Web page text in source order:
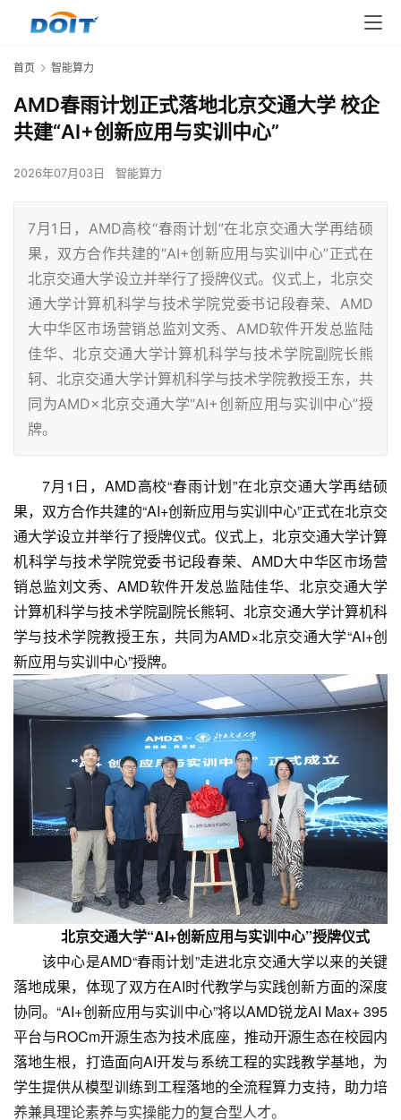
首页 智能算力
AMD春雨计划正式落地北京交通大学 校企
共建“AI+创新应用与实训中心”
2026年07月03日 智能算力
7月1日，AMD高校“春雨计划”在北京交通大学再结硕
果，双方合作共建的“AI+创新应用与实训中心”正式在
北京交通大学设立并举行了授牌仪式。仪式上，北京交
通大学计算机科学与技术学院党委书记段春荣、AMD
大中华区市场营销总监刘文秀、AMD软件开发总监陆
佳华、北京交通大学计算机科学与技术学院副院长熊
轲、北京交通大学计算机科学与技术学院教授王东，共
同为AMD×北京交通大学“AI+创新应用与实训中心”授
牌。
7月1日，AMD高校“春雨计划”在北京交通大学再结硕
果，双方合作共建的“AI+创新应用与实训中心”正式在北京交
通大学设立并举行了授牌仪式。仪式上，北京交通大学计算
机科学与技术学院党委书记段春荣、AMD大中华区市场营
销总监刘文秀、AMD软件开发总监陆佳华、北京交通大学
计算机科学与技术学院副院长熊轲、北京交通大学计算机科
学与技术学院教授王东，共同为AMD×北京交通大学“AI+创
新应用与实训中心”授牌。
北京交通大学“AI+创新应用与实训中心”授牌仪式
该中心是AMD“春雨计划”走进北京交通大学以来的关键
落地成果，体现了双方在AI时代教学与实践创新方面的深度
协同。“AI+创新应用与实训中心”将以AMD锐龙AI Max+ 395
平台与ROCm开源生态为技术底座，推动开源生态在校园内
落地生根，打造面向AI开发与系统工程的实践教学基地，为
学生提供从模型训练到工程落地的全流程算力支持，助力培
养兼具理论素养与实操能力的复合型人才。